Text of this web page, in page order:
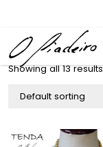
Showing all 13 results